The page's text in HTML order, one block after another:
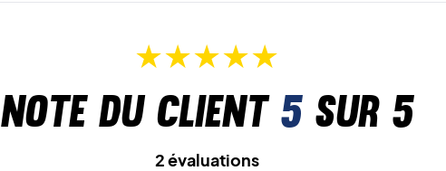
Note du client 5sur 5
2 évaluations